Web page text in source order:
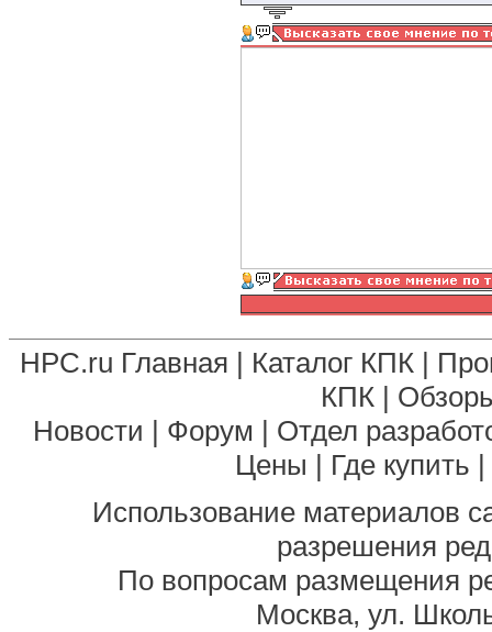
HPC.ru Главная | Каталог КПК |
КПК |
Новости | Форум | Отдел
Цены | Где купить |
Использование материалов
разрешения
По вопросам размещения
Москва, ул.